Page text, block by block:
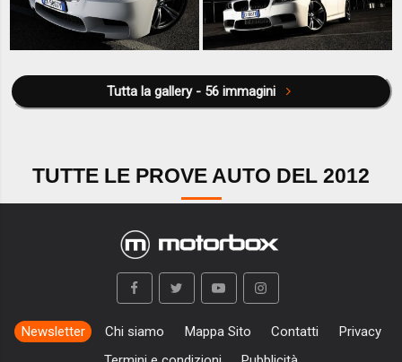
Tutta la gallery - 56 immagini
TUTTE LE PROVE AUTO DEL 2012
Newsletter Chi siamo Mappa Sito Contatti
Privacy